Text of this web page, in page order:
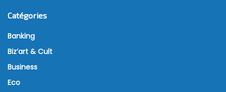
Catégories
Banking
Biz’art & Cult
Business
Eco